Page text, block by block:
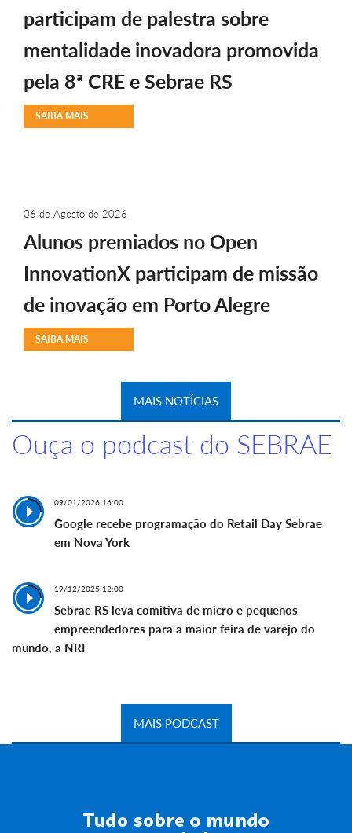
participam de palestra sobre
mentalidade inovadora promovida
pela 8ª CRE e Sebrae RS
SAIBA MAIS
06 de Agosto de 2026
Alunos premiados no Open
InnovationX participam de missão
de inovação em Porto Alegre
SAIBA MAIS
MAIS NOTÍCIAS
Ouça o podcast do SEBRAE
09/01/2026 16:00
Google recebe programação do Retail Day Sebrae
em Nova York
19/12/2025 12:00
Sebrae RS leva comitiva de micro e pequenos
empreendedores para a maior feira de varejo do
mundo, a NRF
MAIS PODCAST